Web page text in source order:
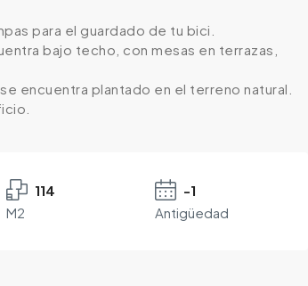
para el guardado de tu bici.
bajo techo, con mesas en terrazas,
encuentra plantado en el terreno natural.
114
M2
-1
Antigüedad